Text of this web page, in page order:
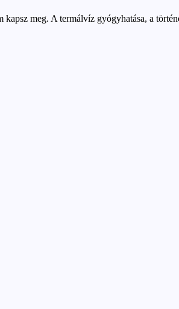
meg. A termálvíz gyógyhatása, a